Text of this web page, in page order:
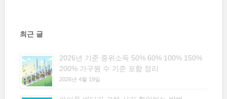
최근 글
2026년 기준 중위소득 50% 60% 100% 150%
200% 가구원 수 기준 포함 정리
2026년 4월 19일